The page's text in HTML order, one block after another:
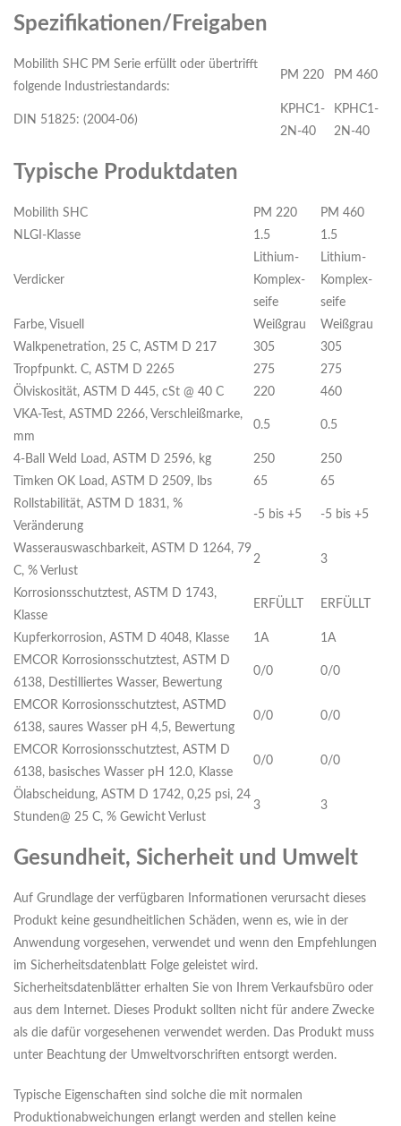
Spezifikationen/Freigaben
Mobilith SHC PM Serie erfüllt oder übertrifft
folgende Industriestandards:
PM 220 PM 460
DIN 51825: (2004-06)
KPHC1-
2N-40
KPHC1-
2N-40
Typische Produktdaten
Mobilith SHC PM 220
PM 460
NLGI-Klasse
1.5 1.5
Verdicker
Lithium-
Komplex-
seife
Lithium-
Komplex-
seife
Farbe, Visuell
Weißgrau
Weißgrau
Walkpenetration, 25 C, ASTM D 217
305
305
Tropfpunkt. C, ASTM D 2265
275
275
Ölviskosität, ASTM D 445, cSt @ 40 C
220
460
VKA-Test, ASTMD 2266, Verschleißmarke,
mm
0.5 0.5
4-Ball Weld Load, ASTM D 2596, kg 250
250
Timken OK Load, ASTM D 2509, lbs
65
65
Rollstabilität, ASTM D 1831, %
Veränderung
-5 bis +5 -5 bis +5
Wasserauswaschbarkeit, ASTM D 1264, 79
C, % Verlust
2 3
Korrosionsschutztest, ASTM D 1743,
Klasse
ERFÜLLT ERFÜLLT
Kupferkorrosion, ASTM D 4048, Klasse 1A
1A
EMCOR Korrosionsschutztest, ASTM D
6138, Destilliertes Wasser, Bewertung
0/0 0/0
EMCOR Korrosionsschutztest, ASTMD
6138, saures Wasser pH 4,5, Bewertung
0/0 0/0
EMCOR Korrosionsschutztest, ASTM D
6138, basisches Wasser pH 12.0, Klasse
0/0 0/0
Ölabscheidung, ASTM D 1742, 0,25 psi, 24
Stunden@ 25 C, % Gewicht Verlust
3 3
Gesundheit, Sicherheit und Umwelt
Auf Grundlage der verfügbaren Informationen verursacht dieses
Produkt keine gesundheitlichen Schäden, wenn es, wie in der
Anwendung vorgesehen, verwendet und wenn den Empfehlungen
im Sicherheitsdatenblatt Folge geleistet wird.
Sicherheitsdatenblätter erhalten Sie von Ihrem Verkaufsbüro oder
aus dem Internet. Dieses Produkt sollten nicht für andere Zwecke
als die dafür vorgesehenen verwendet werden. Das Produkt muss
unter Beachtung der Umweltvorschriften entsorgt werden.
Typische Eigenschaften sind solche die mit normalen
Produktionabweichungen erlangt werden and stellen keine